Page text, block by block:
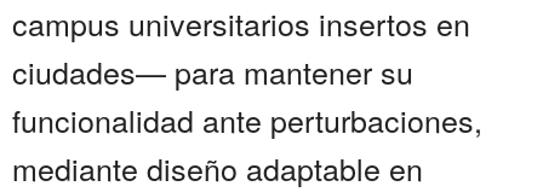
campus universitarios insertos en
ciudades— para mantener su
funcionalidad ante perturbaciones,
mediante diseño adaptable en